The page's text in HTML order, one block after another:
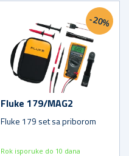
-20%
Fluke 179/MAG2
Fluke 179 set sa priborom
Rok isporuke do 10 dana